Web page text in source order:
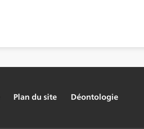
Plan du site Déontologie